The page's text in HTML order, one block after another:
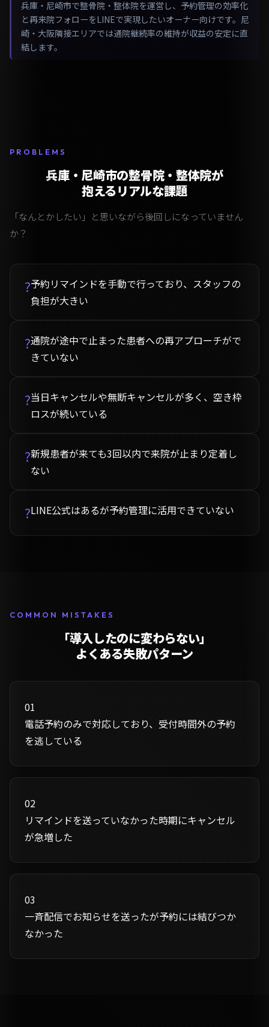
兵庫・尼崎市で整骨院・整体院を運営し、予約管理の効率化
と再来院フォローをLINEで実現したいオーナー向けです。尼
崎・大阪隣接エリアでは通院継続率の維持が収益の安定に直
結します。
PROBLEMS
兵庫・尼崎市の整骨院・整体院が
抱えるリアルな課題
「なんとかしたい」と思いながら後回しになっていません
か？
?予約リマインドを手動で行っており、スタッフの
負担が大きい
?通院が途中で止まった患者への再アプローチがで
きていない
?当日キャンセルや無断キャンセルが多く、空き枠
ロスが続いている
?新規患者が来ても3回以内で来院が止まり定着し
ない
?LINE公式はあるが予約管理に活用できていない
COMMON MISTAKES
「導入したのに変わらない」
よくある失敗パターン
01
電話予約のみで対応しており、受付時間外の予約
を逃している
02
リマインドを送っていなかった時期にキャンセル
が急増した
03
一斉配信でお知らせを送ったが予約には結びつか
なかった